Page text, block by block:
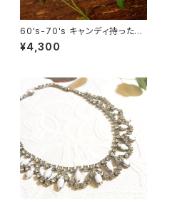
60's-70's キャンディ持ったテ
ディベア ヴィンテージブローチ
[BV-319]
¥4,300